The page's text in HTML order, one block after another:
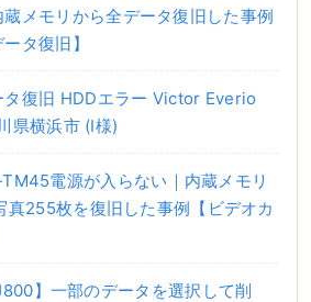
メモリから全データ復旧した事例
タ復旧】
タ復旧 HDDエラー Victor Everio
県横浜市 (I様)
電源が入らない｜内蔵メモリ
真255枚を復旧した事例【ビデオカ
】一部のデータを選択して削